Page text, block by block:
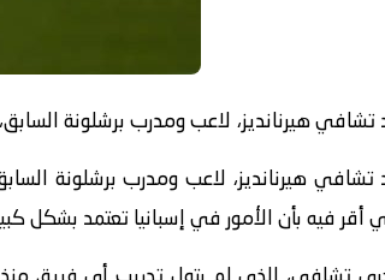
تشافي هيرنانديز، لاعب ومدرب برشلونة
تشافي هيرنانديز، لاعب ومدرب برشلونة
أقر فيه بأن الأمور في إسبانيا تعتمد بشكل